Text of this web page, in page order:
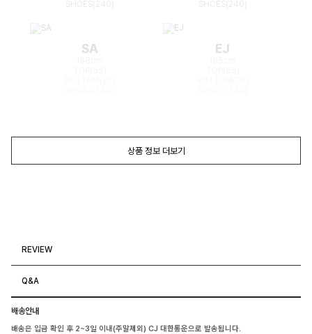
SA EJ
상품 정보 더보기
REVIEW
Q&A
배송안내
배송은 입금 확인 후 2~3일 이내(주말제외) CJ 대한통운으로 발송됩니다.